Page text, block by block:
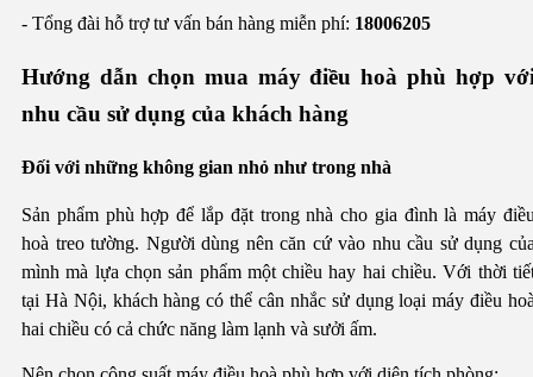
- Tổng đài hỗ trợ tư vấn bán hàng miễn phí: 18006205
Hướng dẫn chọn mua máy điều hoà phù hợp
nhu cầu sử dụng của khách hàng
Đối với những không gian nhỏ như trong nhà
Sản phẩm phù hợp để lắp đặt trong nhà cho gia đình là máy
hoà treo tường. Người dùng nên căn cứ vào nhu cầu sử dụng
mình mà lựa chọn sản phẩm một chiều hay hai chiều. Với thời
tại Hà Nội, khách hàng có thể cân nhắc sử dụng loại máy điều
hai chiều có cả chức năng làm lạnh và sưởi ấm.